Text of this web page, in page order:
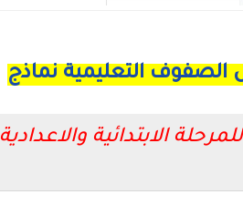
التعليمية نماذج
الابتدائية والاعدادية